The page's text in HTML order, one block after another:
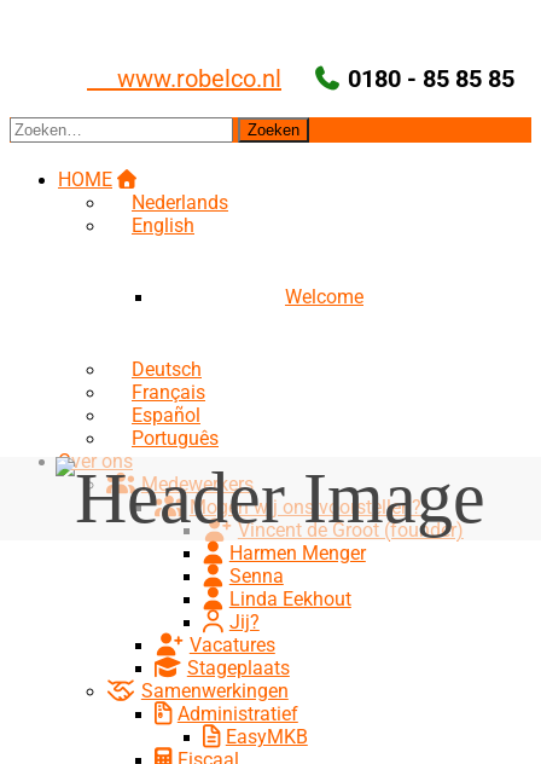
www.robelco.nl 0180 - 85 85 85
Zoeken
naar:
HOME
Nederlands
English
Welcome
Deutsch
Français
Español
Português
Over ons
Medewerkers
Mogen wij ons voorstellen?
Vincent de Groot (founder)
Harmen Menger
Senna
Linda Eekhout
Jij?
Vacatures
Stageplaats
Samenwerkingen
Administratief
EasyMKB